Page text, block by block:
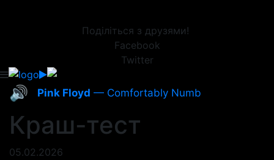
Поділіться з друзями!
Facebook
Twitter
🔊 Pink Floyd — Comfortably Numb
Краш-тест
05.02.2026